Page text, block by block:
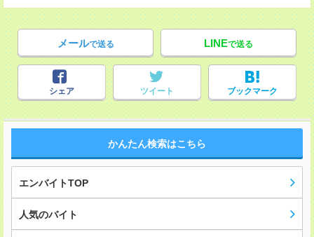
メールで送る LINEで送る
シェア ツイート ブックマーク
かんたん検索はこちら
エンバイトTOP
人気のバイト